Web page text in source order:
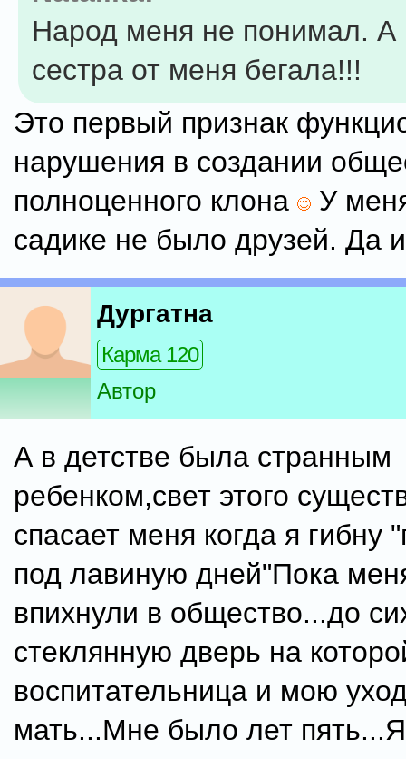
Народ меня не понимал. А
сестра от меня бегала!!!
Это первый признак
нарушения в создании
полноценного клона
У
садике не было друзей. Да
Дургатна
Карма 120
Автор
А в детстве была странным
ребенком,свет этого
спасает меня когда я гибну
под лавиную дней"Пока
впихнули в общество...до
стеклянную дверь на
воспитательница и мою
мать...Мне было лет